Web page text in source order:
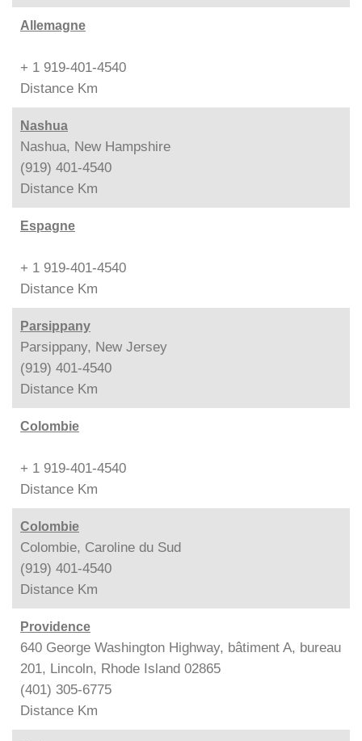
Allemagne
+ 1 919-401-4540
Distance Km
Nashua
Nashua, New Hampshire
(919) 401-4540
Distance Km
Espagne
+ 1 919-401-4540
Distance Km
Parsippany
Parsippany, New Jersey
(919) 401-4540
Distance Km
Colombie
+ 1 919-401-4540
Distance Km
Colombie
Colombie, Caroline du Sud
(919) 401-4540
Distance Km
Providence
640 George Washington Highway, bâtiment A, bureau
201, Lincoln, Rhode Island 02865
(401) 305-6775
Distance Km